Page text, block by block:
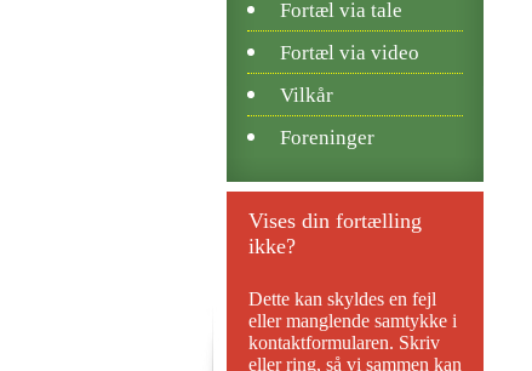
Fortæl via tale
Fortæl via video
Vilkår
Foreninger
Vises din fortælling
ikke?
Dette kan skyldes en fejl
eller manglende samtykke i
kontaktformularen. Skriv
eller ring, så vi sammen kan